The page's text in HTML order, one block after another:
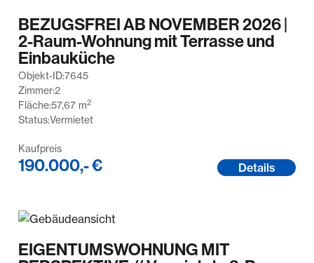
BEZUGSFREI AB NOVEMBER 2026 |
2-Raum-Wohnung mit Terrasse und
Einbauküche
Objekt-ID:7645
Zimmer:2
Fläche:57,67 m2
Status:Vermietet
Kaufpreis
190.000,- € Details
EIGENTUMSWOHNUNG MIT